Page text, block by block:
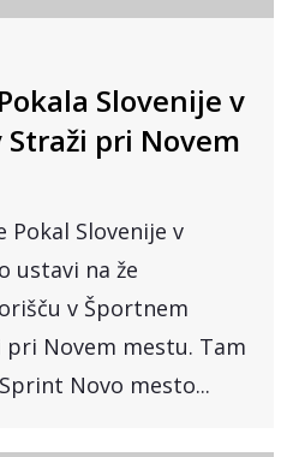
Slovenije v
pri Novem
Pokal Slovenije v
ustavi na že
v Športnem
pri Novem mestu. Tam
Novo mesto...